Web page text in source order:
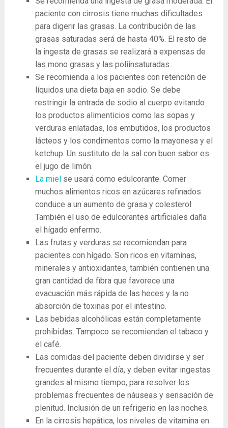
paciente con cirrosis tiene muchas dificultades
para digerir las grasas. La contribución de las
grasas saturadas será de hasta 40%. El resto de
la ingesta de grasas se realizará a expensas de
las mono grasas y las poliinsaturadas.
Se recomienda a los pacientes con retención de
líquidos una dieta baja en sodio. Se debe
restringir la entrada de sodio al cuerpo evitando
los productos alimenticios como las sopas y
verduras enlatadas, los embutidos, los productos
lácteos y los condimentos como la mayonesa y el
ketchup. Un sustituto de la sal con buen sabor es
el jugo de limón.
La miel se usará como edulcorante. Comer
muchos alimentos ricos en azúcares refinados
conduce a un aumento de grasa y colesterol.
También el uso de edulcorantes artificiales daña
el hígado enfermo.
Las frutas y verduras se recomiendan para
pacientes con hígado. Son ricos en vitaminas,
minerales y antioxidantes, también contienen una
gran cantidad de fibra que favorece una
evacuación más rápida de las heces y la no
absorción de toxinas por el intestino.
Las bebidas alcohólicas están completamente
prohibidas. Tampoco se recomiendan el tabaco y
el café.
Las comidas del paciente deben dividirse y ser
frecuentes durante el día, y deben evitar ingestas
grandes al mismo tiempo, para resolver los
problemas frecuentes de náuseas y sensación de
plenitud. Inclusión de un refrigerio en las noches.
En la cirrosis hepática, los niveles de vitamina en